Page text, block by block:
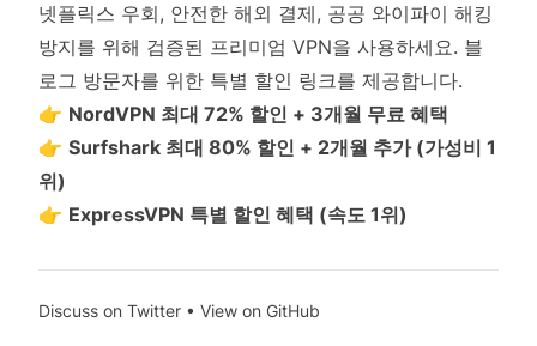
가
격
이
무
**
반
하
월
넷플릭스 우회, 안전한 해외 결제, 공공 와이파이 해킹
방지를 위해 검증된 프리미엄 VPN을 사용하세요. 블
로그 방문자를 위한 특별 할인 링크를 제공합니다.
👉 NordVPN 최대 72% 할인 + 3개월 무료 혜택
👉 Surfshark 최대 80% 할인 + 2개월 추가 (가성비 1
위)
👉 ExpressVPN 특별 할인 혜택 (속도 1위)
Discuss on Twitter • View on GitHub